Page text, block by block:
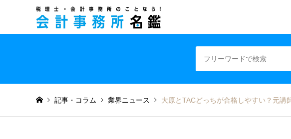
記事・コラム 業界ニュース 大原とTACどっちが合格しやすい？元講